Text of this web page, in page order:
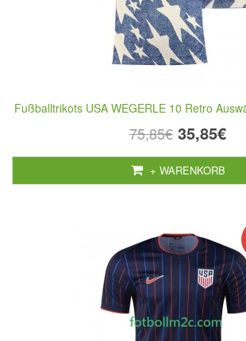
Fußballtrikots USA WEGERLE 10 Retro
75,85€ 35,85€
+ WARENKORB